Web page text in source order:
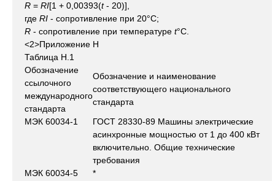
R = RI[1 + 0,00393(t- 20)],
где RI - сопротивление при 20°С;
R - сопротивление при температуре t°C.
<2>Приложение Н
Таблица Н.1
Обозначение
ссылочного
международного
стандарта
Обозначение и наименование
соответствующего национального
стандарта
МЭК 60034-1
ГОСТ 28330-89 Машины электрические
асинхронные мощностью от 1 до 400 кВт
включительно. Общие технические
требования
МЭК 60034-5
*